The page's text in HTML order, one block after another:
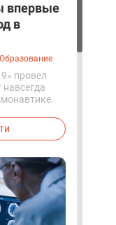
впервые
в
провел
и
с